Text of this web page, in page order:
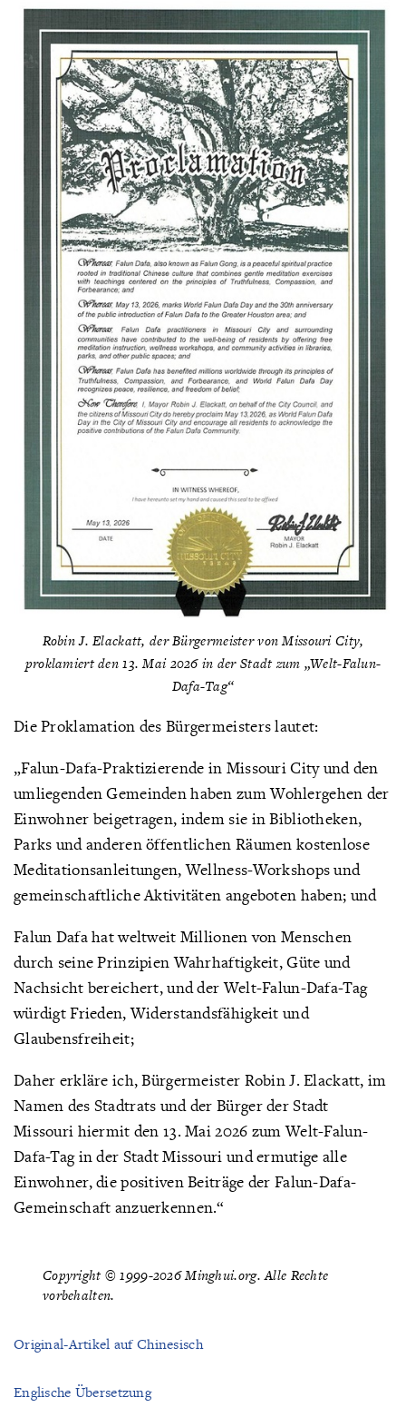
Robin J. Elackatt, der Bürgermeister von Missouri City,
proklamiert den 13. Mai 2026 in der Stadt zum „Welt-Falun-
Dafa-Tag“
Die Proklamation des Bürgermeisters lautet:
„Falun-Dafa-Praktizierende in Missouri City und den
umliegenden Gemeinden haben zum Wohlergehen der
Einwohner beigetragen, indem sie in Bibliotheken,
Parks und anderen öffentlichen Räumen kostenlose
Meditationsanleitungen, Wellness-Workshops und
gemeinschaftliche Aktivitäten angeboten haben; und
Falun Dafa hat weltweit Millionen von Menschen
durch seine Prinzipien Wahrhaftigkeit, Güte und
Nachsicht bereichert, und der Welt-Falun-Dafa-Tag
würdigt Frieden, Widerstandsfähigkeit und
Glaubensfreiheit;
Daher erkläre ich, Bürgermeister Robin J. Elackatt, im
Namen des Stadtrats und der Bürger der Stadt
Missouri hiermit den 13. Mai 2026 zum Welt-Falun-
Dafa-Tag in der Stadt Missouri und ermutige alle
Einwohner, die positiven Beiträge der Falun-Dafa-
Gemeinschaft anzuerkennen.“
Copyright © 1999-2026 Minghui.org. Alle Rechte
vorbehalten.
Original-Artikel auf Chinesisch
Englische Übersetzung